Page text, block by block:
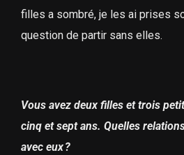
filles a sombré, je les ai prises
question de partir sans elles.
Vous avez deux filles et trois
cinq et sept ans. Quelles
avec eux ?